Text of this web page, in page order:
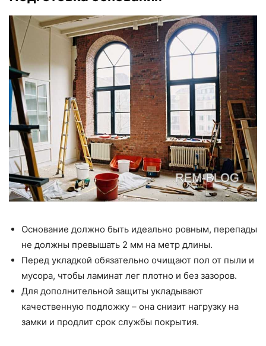
Основание должно быть идеально ровным, перепады
не должны превышать 2 мм на метр длины.
Перед укладкой обязательно очищают пол от пыли и
мусора, чтобы ламинат лег плотно и без зазоров.
Для дополнительной защиты укладывают
качественную подложку – она снизит нагрузку на
замки и продлит срок службы покрытия.